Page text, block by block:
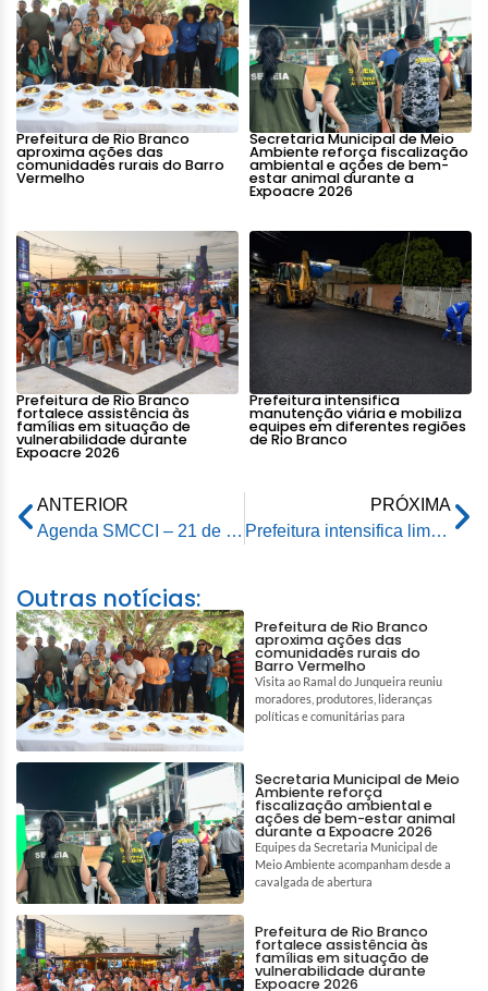
Prefeitura de Rio Branco
aproxima ações das
comunidades rurais do Barro
Vermelho
Secretaria Municipal de Meio
Ambiente reforça fiscalização
ambiental e ações de bem-
estar animal durante a
Expoacre 2026
Prefeitura de Rio Branco
fortalece assistência às
famílias em situação de
vulnerabilidade durante
Expoacre 2026
Prefeitura intensifica
manutenção viária e mobiliza
equipes em diferentes regiões
de Rio Branco
ANTERIOR
Agenda SMCCI – 21 de maio de 2026
PRÓXIMA
Prefeitura intensifica limpeza preventiva na Baixada da Sobral pelo programa “Prefeitura nas Ruas”
Outras notícias:
Prefeitura de Rio Branco
aproxima ações das
comunidades rurais do
Barro Vermelho
Visita ao Ramal do Junqueira reuniu
moradores, produtores, lideranças
políticas e comunitárias para
Secretaria Municipal de Meio
Ambiente reforça
fiscalização ambiental e
ações de bem-estar animal
durante a Expoacre 2026
Equipes da Secretaria Municipal de
Meio Ambiente acompanham desde a
cavalgada de abertura
Prefeitura de Rio Branco
fortalece assistência às
famílias em situação de
vulnerabilidade durante
Expoacre 2026